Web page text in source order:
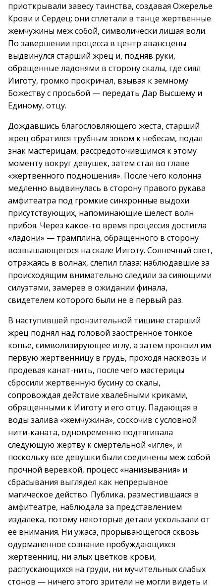
приоткрывали завесу таинства, создавая Ожерелье
Крови и Сердец: они сплетали в танце жертвенные
жемчужины меж собой, символически лишая воли.
По завершении процесса в центр авансцены
выдвинулся старший жрец и, подняв руки,
обращенные ладонями в сторону скалы, где сиял
Ииготу, громко прокричал, взывая к земному
Божеству с просьбой — передать Дар Высшему и
Единому, отцу.
Дождавшись благословляющего жеста, старший
жрец обратился трубным зовом к небесам, подал
знак мастерицам, рассредоточившимся к этому
моменту вокруг девушек, затем стал во главе
«жертвенного подношения». После чего колонна
медленно выдвинулась в сторону правого рукава
амфитеатра под громкие синхронные выдохи
присутствующих, напоминающие шелест волн
прибоя. Через какое-то время процессия достигла
«ладони» — трамплина, обращенного в сторону
возвышающегося на скале Ииготу. Солнечный свет,
отражаясь в волнах, слепил глаза; наблюдавшие за
происходящим внимательно следили за сияющими
силуэтами, замерев в ожидании финала,
свидетелем которого были не в первый раз.
В наступившей пронзительной тишине старший
жрец поднял над головой заостренное тонкое
копье, символизирующее иглу, а затем пронзил им
первую жертвенницу в грудь, проходя насквозь и
продевая канат-нить, после чего мастерицы
сбросили жертвенную бусину со скалы,
сопровождая действие хвалебными криками,
обращенными к Ииготу и его отцу. Падающая в
воды залива «жемчужина», соскочив с условной
нити-каната, одновременно подтягивала
следующую жертву к смертельной «игле», и
поскольку все девушки были соединены меж собой
прочной веревкой, процесс «нанизывания» и
сбрасывания выглядел как непрерывное
магическое действо. Публика, разместившаяся в
амфитеатре, наблюдала за представлением
издалека, потому некоторые детали ускользали от
ее внимания. Ни ужаса, прорывающегося сквозь
одурманенное сознание пробуждающихся
жертвенниц, ни алых цветков крови,
распускающихся на груди, ни мучительных слабых
стонов — ничего этого зрители не могли видеть и